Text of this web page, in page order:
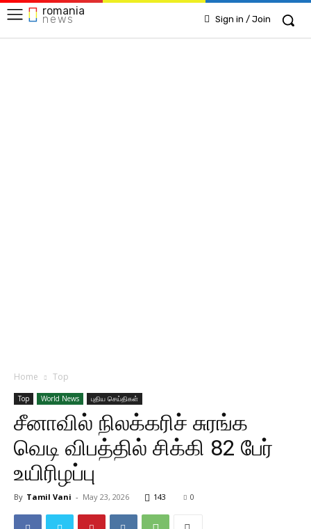
romania
news Sign in / Join
Home Top
Top World News புதிய செய்திகள்
சீனாவில் நிலக்கரிச் சுரங்க
வெடி விபத்தில் சிக்கி 82 பேர்
உயிரிழப்பு
By Tamil Vani - May 23, 2026 143 0